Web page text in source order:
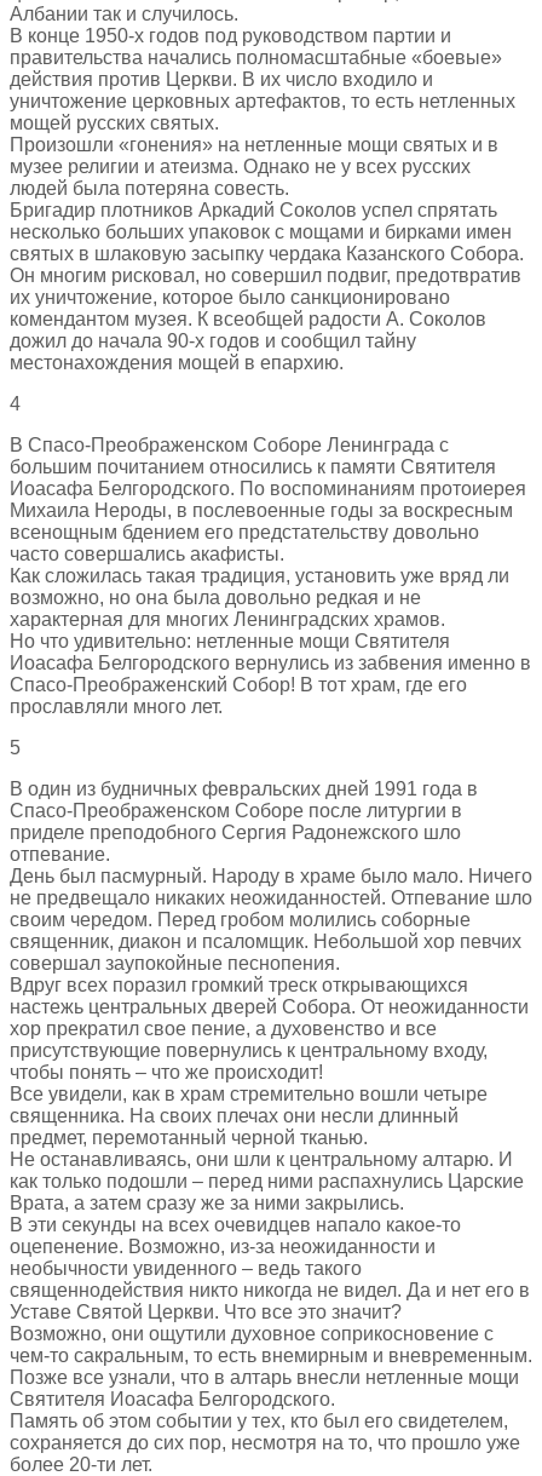
Албании так и случилось.
В конце 1950-х годов под руководством партии и
правительства начались полномасштабные «боевые»
действия против Церкви. В их число входило и
уничтожение церковных артефактов, то есть нетленных
мощей русских святых.
Произошли «гонения» на нетленные мощи святых и в
музее религии и атеизма. Однако не у всех русских
людей была потеряна совесть.
Бригадир плотников Аркадий Соколов успел спрятать
несколько больших упаковок с мощами и бирками имен
святых в шлаковую засыпку чердака Казанского Собора.
Он многим рисковал, но совершил подвиг, предотвратив
их уничтожение, которое было санкционировано
комендантом музея. К всеобщей радости А. Соколов
дожил до начала 90-х годов и сообщил тайну
местонахождения мощей в епархию.
4
В Спасо-Преображенском Соборе Ленинграда с
большим почитанием относились к памяти Святителя
Иоасафа Белгородского. По воспоминаниям протоиерея
Михаила Нероды, в послевоенные годы за воскресным
всенощным бдением его предстательству довольно
часто совершались акафисты.
Как сложилась такая традиция, установить уже вряд ли
возможно, но она была довольно редкая и не
характерная для многих Ленинградских храмов.
Но что удивительно: нетленные мощи Святителя
Иоасафа Белгородского вернулись из забвения именно в
Спасо-Преображенский Собор! В тот храм, где его
прославляли много лет.
5
В один из будничных февральских дней 1991 года в
Спасо-Преображенском Соборе после литургии в
приделе преподобного Сергия Радонежского шло
отпевание.
День был пасмурный. Народу в храме было мало. Ничего
не предвещало никаких неожиданностей. Отпевание шло
своим чередом. Перед гробом молились соборные
священник, диакон и псаломщик. Небольшой хор певчих
совершал заупокойные песнопения.
Вдруг всех поразил громкий треск открывающихся
настежь центральных дверей Собора. От неожиданности
хор прекратил свое пение, а духовенство и все
присутствующие повернулись к центральному входу,
чтобы понять – что же происходит!
Все увидели, как в храм стремительно вошли четыре
священника. На своих плечах они несли длинный
предмет, перемотанный черной тканью.
Не останавливаясь, они шли к центральному алтарю. И
как только подошли – перед ними распахнулись Царские
Врата, а затем сразу же за ними закрылись.
В эти секунды на всех очевидцев напало какое-то
оцепенение. Возможно, из-за неожиданности и
необычности увиденного – ведь такого
священнодействия никто никогда не видел. Да и нет его в
Уставе Святой Церкви. Что все это значит?
Возможно, они ощутили духовное соприкосновение с
чем-то сакральным, то есть внемирным и вневременным.
Позже все узнали, что в алтарь внесли нетленные мощи
Святителя Иоасафа Белгородского.
Память об этом событии у тех, кто был его свидетелем,
сохраняется до сих пор, несмотря на то, что прошло уже
более 20-ти лет.